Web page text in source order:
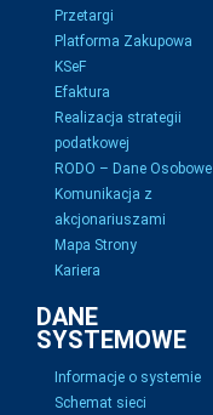
Przetargi
Platforma Zakupowa
KSeF
Efaktura
Realizacja strategii
podatkowej
RODO – Dane Osobowe
Komunikacja z
akcjonariuszami
Mapa Strony
Kariera
DANE
SYSTEMOWE
Informacje o systemie
Schemat sieci